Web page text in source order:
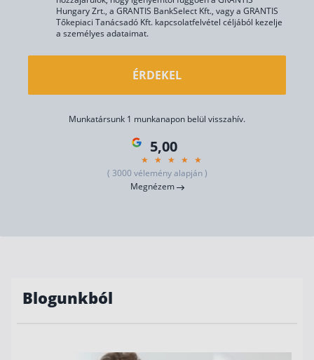
Hungary Zrt., a GRANTIS BankSelect Kft., vagy a GRANTIS
Tőkepiaci Tanácsadó Kft. kapcsolatfelvétel céljából kezelje
a személyes adataimat.
ÉRDEKEL
Munkatársunk 1 munkanapon belül visszahív.
5,00
( 3000 vélemény alapján )
Megnézem
Blogunkból